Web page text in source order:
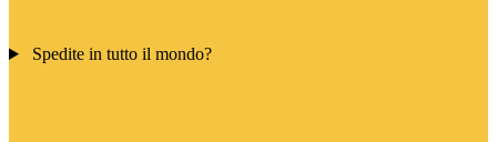
Spedite in tutto il mondo?